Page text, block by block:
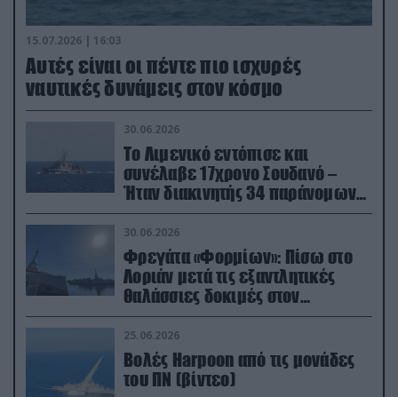
15.07.2026 | 16:03
Aυτές είναι οι πέντε πιο ισχυρές
ναυτικές δυνάμεις στον κόσμο
30.06.2026
Το Λιμενικό εντόπισε και
συνέλαβε 17χρονο Σουδανό –
Ήταν διακινητής 34 παράνομων
μεταναστών
30.06.2026
Φρεγάτα «Φορμίων»: Πίσω στο
Λοριάν μετά τις εξαντλητικές
θαλάσσιες δοκιμές στον
απαιτητικό Βισκαϊκό
25.06.2026
Βολές Harpoon από τις μονάδες
του ΠΝ (βίντεο)